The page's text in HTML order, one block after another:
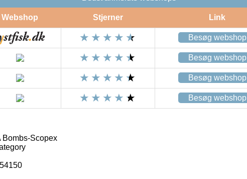
Webshop Stjerner Link
Besøg webshop
Besøg webshop
Besøg webshop
Besøg webshop
Bombs-Scopex